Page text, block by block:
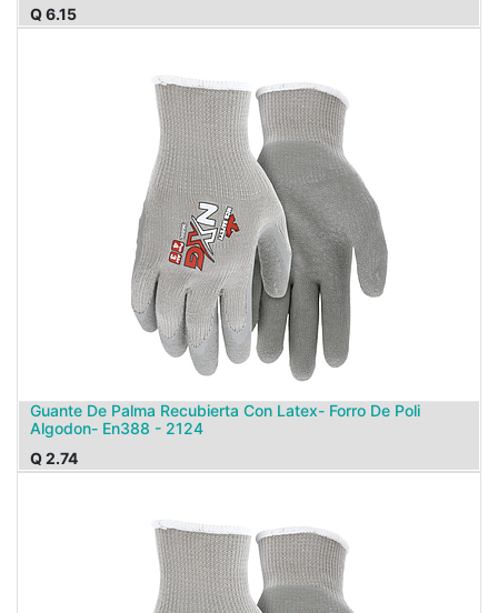
Q6.15
Guante De Palma Recubierta Con Latex- Forro De Poli
Algodon- En388 - 2124
Q2.74